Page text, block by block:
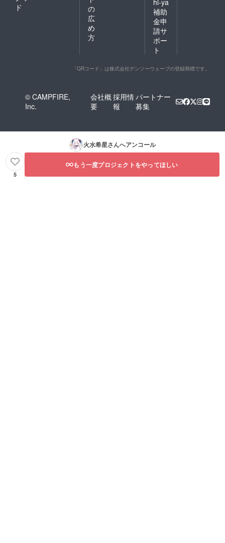
ド
の
広
め
方
補助
金申
請サ
ポー
ト
「QRコード」は株式会社デンソーウェーブの登録商標です。
© CAMPFIRE,
Inc.
会社概
要
採用情
報
パートナー
募集
火水希星さんへアンコール
5
もう一度プロジェクトをやってほしい